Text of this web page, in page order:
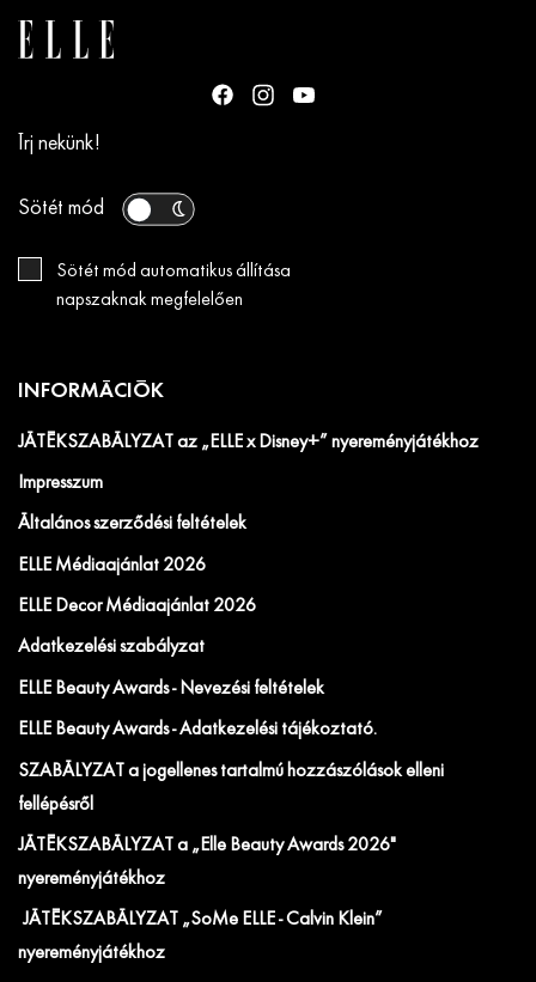
Írj nekünk!
Sötét mód
Sötét mód automatikus állítása
napszaknak megfelelően
INFORMÁCIÓK
JÁTÉKSZABÁLYZAT az „ELLE x Disney+” nyereményjátékhoz
Impresszum
Általános szerződési feltételek
ELLE Médiaajánlat 2026
ELLE Decor Médiaajánlat 2026
Adatkezelési szabályzat
ELLE Beauty Awards - Nevezési feltételek
ELLE Beauty Awards - Adatkezelési tájékoztató.
SZABÁLYZAT a jogellenes tartalmú hozzászólások elleni
fellépésről
JÁTÉKSZABÁLYZAT a „Elle Beauty Awards 2026"
nyereményjátékhoz
JÁTÉKSZABÁLYZAT „SoMe ELLE - Calvin Klein”
nyereményjátékhoz